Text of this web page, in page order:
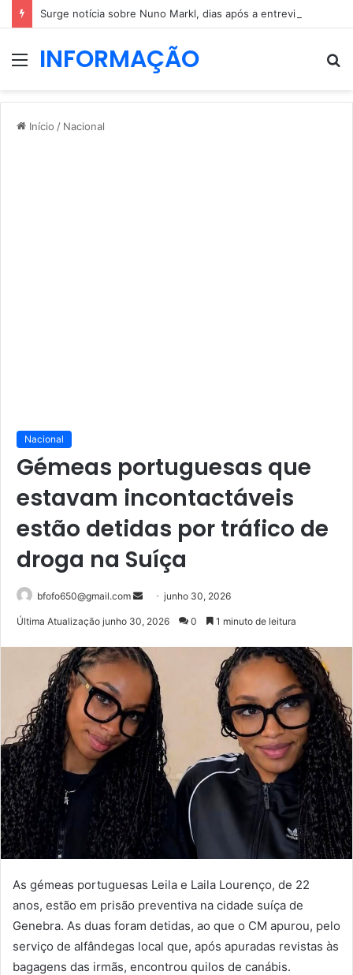
MenuINFORMAÇÃO
Início / Nacional
Nacional
Gémeas portuguesas que
estavam incontactáveis
estão detidas por tráfico de
droga na Suíça
bfofo650@gmail.com
Mande
mail
junho 30, 2026
Última Atualização junho 30, 2026 0 1 minuto de leitura
As gémeas portuguesas Leila e Laila Lourenço, de 22
anos, estão em prisão preventiva na cidade suíça de
Genebra. As duas foram detidas, ao que o CM apurou, pelo
serviço de alfândegas local que, após apuradas revistas às
bagagens das irmãs, encontrou quilos de canábis.